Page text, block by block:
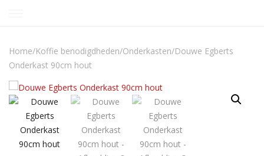
Home/Koffie benodigdheden/Onderkasten/Douwe Egberts
Onderkast 90cm hout